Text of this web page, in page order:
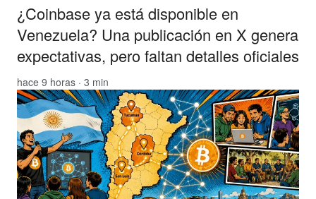
¿Coinbase ya está disponible en
Venezuela? Una publicación en X genera
expectativas, pero faltan detalles oficiales
hace 9 horas · 3 min